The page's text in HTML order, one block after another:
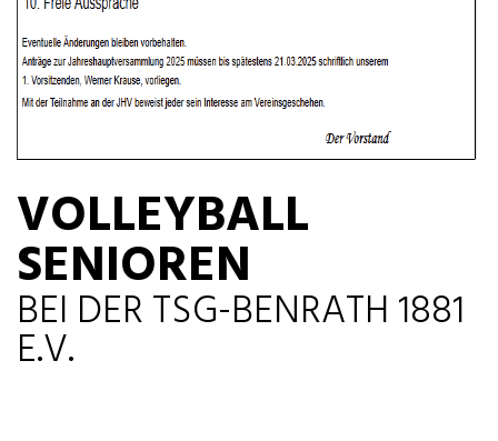
VOLLEYBALL
SENIOREN
BEI DER TSG-BENRATH 1881
E.V.